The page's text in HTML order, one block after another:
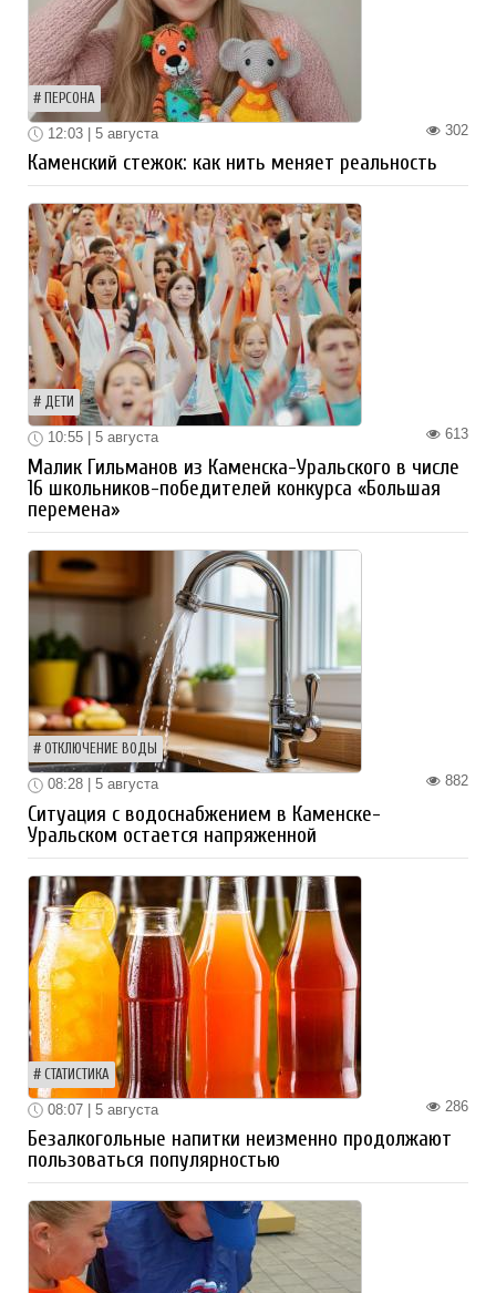
ПЕРСОНА
302
12:03 | 5 августа
Каменский стежок: как нить меняет реальность
ДЕТИ
613
10:55 | 5 августа
Малик Гильманов из Каменска-Уральского в числе
16 школьников-победителей конкурса «Большая
перемена»
ОТКЛЮЧЕНИЕ ВОДЫ
882
08:28 | 5 августа
Ситуация с водоснабжением в Каменске-
Уральском остается напряженной
СТАТИСТИКА
286
08:07 | 5 августа
Безалкогольные напитки неизменно продолжают
пользоваться популярностью